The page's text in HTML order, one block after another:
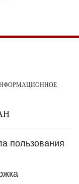
пользования